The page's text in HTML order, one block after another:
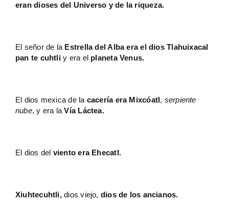
eran dioses del Universo y de la riqueza.
El señor de la Estrella del Alba era el dios Tlahuixacal
pan te cuhtliy era el planeta Venus.
El dios mexica de la cacería era Mixcóatl, serpiente
nube, y era laVía Láctea.
El dios del viento era Ehecatl.
Xiuhtecuhtli,dios viejo, dios de los ancianos.